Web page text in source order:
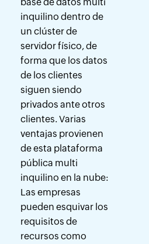
inquilino dentro de
un clúster de
servidor físico, de
forma que los datos
de los clientes
siguen siendo
privados ante otros
clientes. Varias
ventajas provienen
de esta plataforma
pública multi
inquilino en la nube:
Las empresas
pueden esquivar los
requisitos de
recursos como